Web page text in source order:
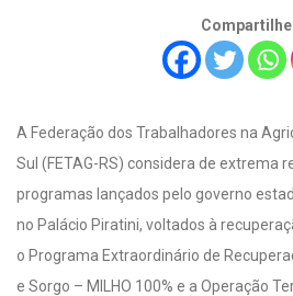
Compartilhe
A Federação dos Trabalhadores na
Sul (FETAG-RS) considera de extrema
programas lançados pelo governo
no Palácio Piratini, voltados à
o Programa Extraordinário de
e Sorgo – MILHO 100% e a Operação